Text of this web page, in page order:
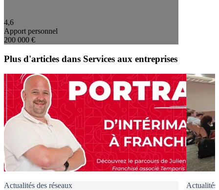
4,6
Apport personnel
200 000 €
Plus d'articles dans Services aux entreprises
Actualités des réseaux
Actualités